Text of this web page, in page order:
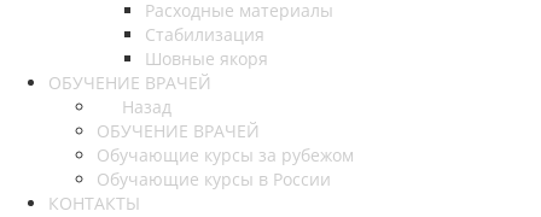
Расходные материалы
Стабилизация
Шовные якоря
ОБУЧЕНИЕ ВРАЧЕЙ
Назад
ОБУЧЕНИЕ ВРАЧЕЙ
Обучающие курсы за рубежом
Обучающие курсы в России
КОНТАКТЫ